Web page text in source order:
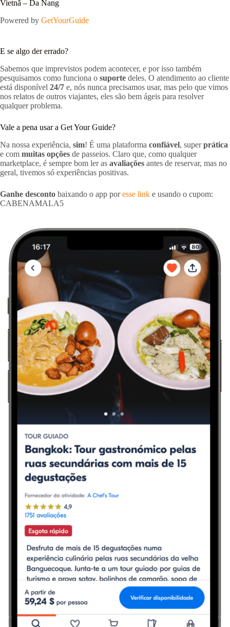
Vietnã – Da Nang
Powered by GetYourGuide
E se algo der errado?
Sabemos que imprevistos podem acontecer, e por isso também
pesquisamos como funciona o suporte deles. O atendimento ao cliente
está disponível 24/7 e, nós nunca precisamos usar, mas pelo que vimos
nos relatos de outros viajantes, eles são bem ágeis para resolver
qualquer problema.
Vale a pena usar a Get Your Guide?
Na nossa experiência, sim! É uma plataforma confiável, superprática
e com muitas opções de passeios. Claro que, como qualquer
marketplace, é sempre bom ler as avaliações antes de reservar, mas no
geral, tivemos só experiências positivas.
Ganhe desconto baixando o app poresse link e usando o cupom:
CABENAMALA5